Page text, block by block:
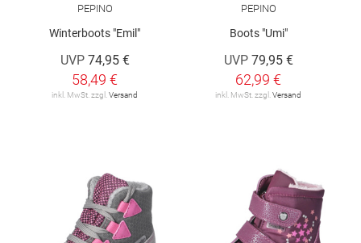
PEPINO
Winterboots "Emil"
UVP 74,95 €
58,49 €
inkl. MwSt. zzgl. Versand
PEPINO
Boots "Umi"
UVP 79,95 €
62,99 €
inkl. MwSt. zzgl. Versand